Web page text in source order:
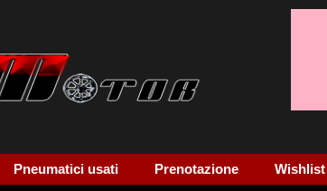
Pneumatici usati Prenotazione Wishlist